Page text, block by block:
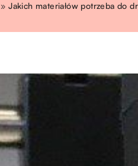
»Jakich materiałów potrzeba do